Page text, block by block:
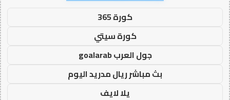
كورة 365
كورة سيتي
جول العرب goalarab
بث مباشر ريال مدريد اليوم
يلا لايف